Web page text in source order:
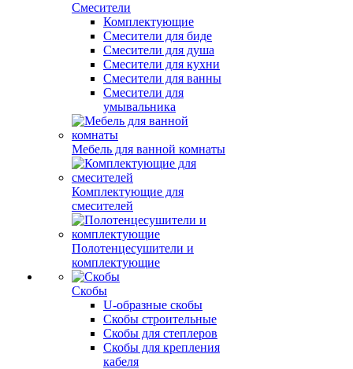
Смесители
Комплектующие
Смесители для биде
Смесители для душа
Смесители для кухни
Смесители для ванны
Смесители для
умывальника
Мебель для ванной комнаты
Комплектующие для
смесителей
Полотенцесушители и
комплектующие
Скобы
U-образные скобы
Скобы строительные
Скобы для степлеров
Скобы для крепления
кабеля